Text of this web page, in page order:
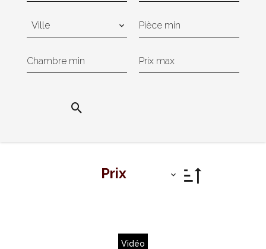
Ville
Prix
Vidéo